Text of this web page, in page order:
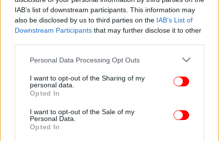
IAB’s list of downstream participants. This information may
also be disclosed by us to third parties on the IAB’s List of
Downstream Participants that may further disclose it to other
Please note that this website/app uses one or more Google
not limited to your visit or usage behaviour. You may click to
grant or deny consent to Google and its third-party tags to
use your data for below specified purposes in below Google
consent section.
Personal Data Processing Opt Outs
I want to opt-out of the Sharing of my
personal data.
Opted In
I want to opt-out of the Sale of my
Personal Data.
Opted In